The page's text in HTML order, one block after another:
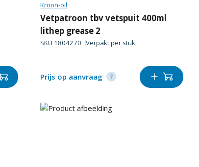
Kroon-oil
Vetpatroon tbv vetspuit 400ml
lithep grease 2
SKU 1804270 Verpakt per stuk
Prijs op aanvraag